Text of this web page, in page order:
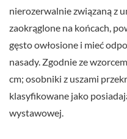
nierozerwalnie związaną z
zaokrąglone na końcach,
gęsto owłosione i mieć
nasady. Zgodnie ze
cm; osobniki z uszami
klasyfikowane jako
wystawowej.